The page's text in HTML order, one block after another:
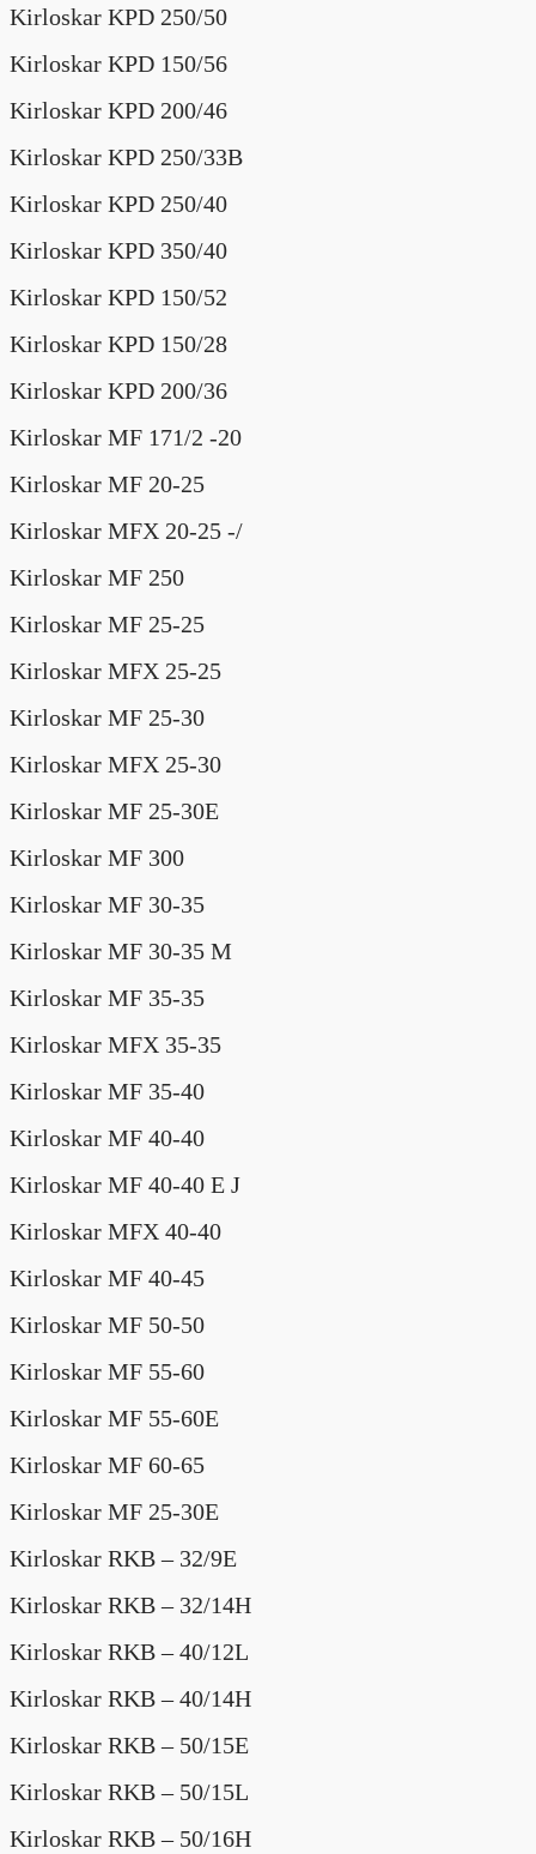
Kirloskar KPD 250/50
Kirloskar KPD 150/56
Kirloskar KPD 200/46
Kirloskar KPD 250/33B
Kirloskar KPD 250/40
Kirloskar KPD 350/40
Kirloskar KPD 150/52
Kirloskar KPD 150/28
Kirloskar KPD 200/36
Kirloskar MF 171/2 -20
Kirloskar MF 20-25
Kirloskar MFX 20-25 -/
Kirloskar MF 250
Kirloskar MF 25-25
Kirloskar MFX 25-25
Kirloskar MF 25-30
Kirloskar MFX 25-30
Kirloskar MF 25-30E
Kirloskar MF 300
Kirloskar MF 30-35
Kirloskar MF 30-35 M
Kirloskar MF 35-35
Kirloskar MFX 35-35
Kirloskar MF 35-40
Kirloskar MF 40-40
Kirloskar MF 40-40 E J
Kirloskar MFX 40-40
Kirloskar MF 40-45
Kirloskar MF 50-50
Kirloskar MF 55-60
Kirloskar MF 55-60E
Kirloskar MF 60-65
Kirloskar MF 25-30E
Kirloskar RKB – 32/9E
Kirloskar RKB – 32/14H
Kirloskar RKB – 40/12L
Kirloskar RKB – 40/14H
Kirloskar RKB – 50/15E
Kirloskar RKB – 50/15L
Kirloskar RKB – 50/16H